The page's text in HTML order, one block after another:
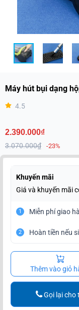
Máy hút bụi dạng
4.5
2.390.000₫
3.070.000₫ -23%
Khuyến mãi
Giá và khuyến mãi
1 Miễn phí giao
2 Hoàn tiền nếu
Thêm vào giỏ
Gọi lại cho